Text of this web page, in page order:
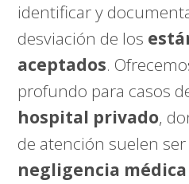
identificar y
desviación de los
aceptados.
profundo para casos
hospital privado,
de atención suelen
negligencia